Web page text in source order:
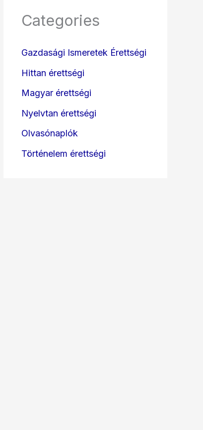
Categories
Gazdasági Ismeretek Érettségi
Hittan érettségi
Magyar érettségi
Nyelvtan érettségi
Olvasónaplók
Történelem érettségi